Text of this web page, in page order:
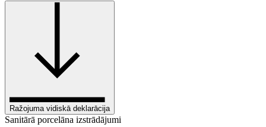
Ražojuma vidiskā deklarācija
Sanitārā porcelāna izstrādājumi